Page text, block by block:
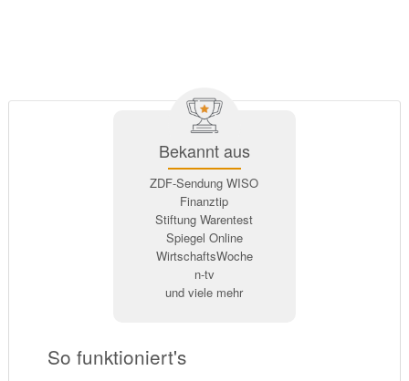
Bekannt aus
ZDF-Sendung WISO
Finanztip
Stiftung Warentest
Spiegel Online
WirtschaftsWoche
n-tv
und viele mehr
So funktioniert's